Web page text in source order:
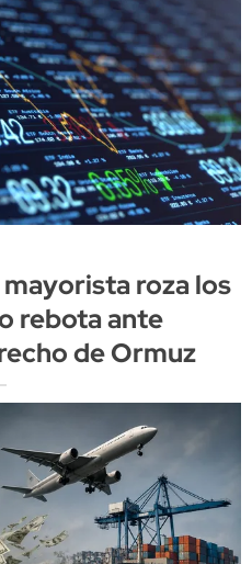
roza los
rebota ante
de Ormuz